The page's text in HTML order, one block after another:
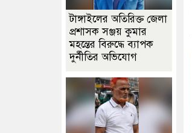
টাঙ্গাইলের অতিরিক্ত জেলা
প্রশাসক সঞ্জয় কুমার
মহন্তের বিরুদ্ধে ব্যাপক
দুর্নীতির অভিযোগ